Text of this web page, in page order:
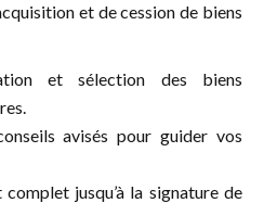
et de cession de biens
et sélection des biens
avisés pour guider vos
jusqu’à la signature de